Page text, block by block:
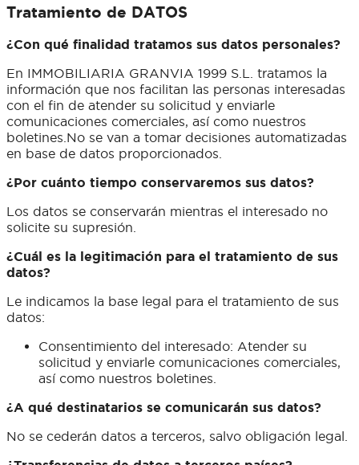
Tratamiento de DATOS
¿Con qué finalidad tratamos sus datos personales?
En IMMOBILIARIA GRANVIA 1999 S.L. tratamos la
información que nos facilitan las personas interesadas
con el fin de atender su solicitud y enviarle
comunicaciones comerciales, así como nuestros
boletines.No se van a tomar decisiones automatizadas
en base de datos proporcionados.
¿Por cuánto tiempo conservaremos sus datos?
Los datos se conservarán mientras el interesado no
solicite su supresión.
¿Cuál es la legitimación para el tratamiento de sus
datos?
Le indicamos la base legal para el tratamiento de sus
datos:
Consentimiento del interesado: Atender su
solicitud y enviarle comunicaciones comerciales,
así como nuestros boletines.
¿A qué destinatarios se comunicarán sus datos?
No se cederán datos a terceros, salvo obligación legal.